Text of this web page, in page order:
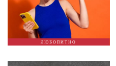
ЛЮБОПИТНО